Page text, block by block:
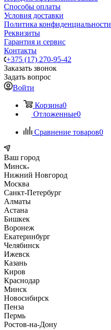
Способы оплаты
Условия доставки
Политика конфиденциальности
Реквизиты
Гарантия и сервис
Контакты
+375 (17) 270-95-42
Заказать звонок
Задать вопрос
Войти
Корзина0
Отложенные0
Сравнение товаров0
Ваш город
Минск
Нижний Новгород
Москва
Санкт-Петербург
Алматы
Астана
Бишкек
Воронеж
Екатеринбург
Челябинск
Ижевск
Казань
Киров
Краснодар
Минск
Новосибирск
Пенза
Пермь
Ростов-на-Дону